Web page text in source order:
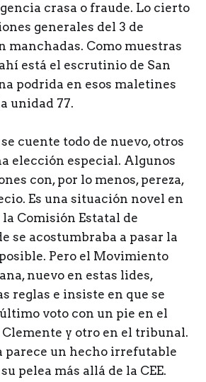
crasa o fraude. Lo cierto
generales del 3 de
manchadas. Como muestras
está el escrutinio de San
podrida en esos maletines
unidad 77.
cuente todo de nuevo, otros
elección especial. Algunos
con, por lo menos, pereza,
Es una situación novel en
Comisión Estatal de
se acostumbraba a pasar la
Pero el Movimiento
nuevo en estas lides,
reglas e insiste en que se
voto con un pie en el
Clemente y otro en el tribunal.
parece un hecho irrefutable
pelea más allá de la CEE.